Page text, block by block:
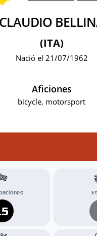
CLAUDIO
(ITA)
Nació el 21/07/1962
Aficiones
bicycle, motorsport